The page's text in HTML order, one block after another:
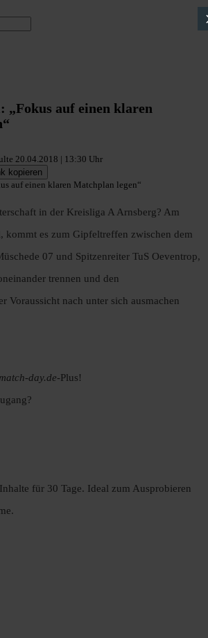
„Fokus auf einen klaren
20.04.2018 | 13:30 Uhr
kopieren
in der Kreisliga A Arnsberg? Am
kommt es zum Gipfeltreffen zwischen dem
07 und Spitzenreiter TuS Oeventrop,
trennen und den
Voraussicht nach unter sich ausmachen
match-day.de-Plus!
für 30 Tage. Ideal zum Ausprobieren